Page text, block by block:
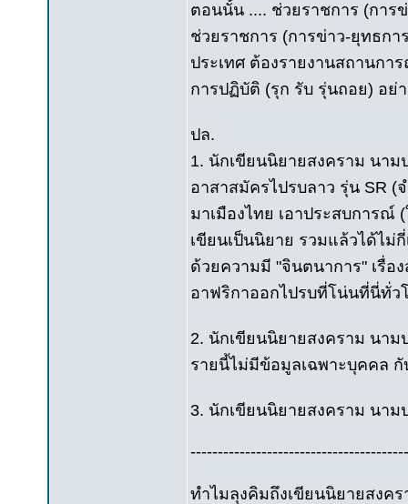
ตอนนั้น .... ช่วยราชการ (การ
ช่วยราชการ (การข่าว-ยุทธก
ประเทศ ต้องรายงานสถานกา
การปฏิบัติ (รุก รับ รุ่นถอย) อย่
ปล.
1. นักเขียนนิยายสงคราม นา
อาสาสมัครไปรบลาว รุ่น SR (
มาเมืองไทย เอาประสบการณ์
เขียนเป็นนิยาย รวมแล้วได้ไม่
ด้วยความมี "จินตนาการ" เรื่อ
อาฟริกาออกไปรบที่โน่นที่นี่ทั่ว
2. นักเขียนนิยายสงคราม นา
รายนี้ไม่มีข้อมูลเฉพาะบุคคล
3. นักเขียนนิยายสงคราม นา
ทำไมลุงคิมถึงเขียนนิยายสงคร